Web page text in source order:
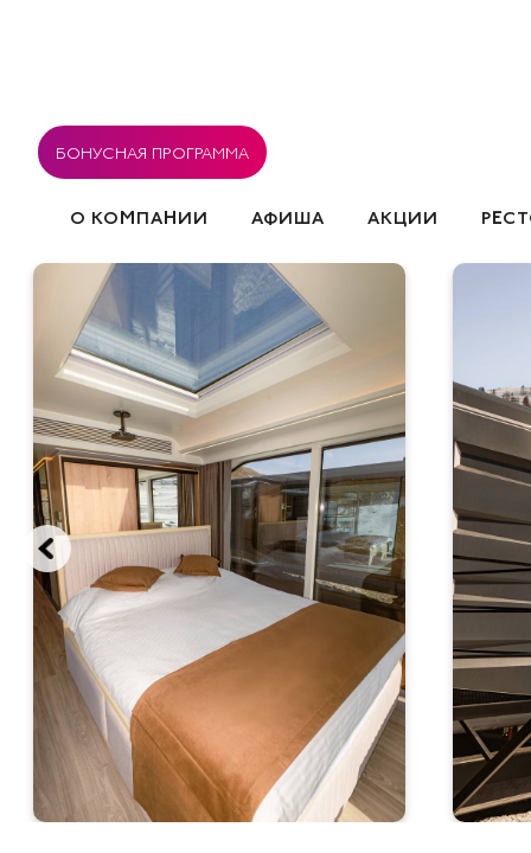
БОНУСНАЯ ПРОГРАММА
О КОМПАНИИ АФИША АКЦИИ
ВАКАНСИИ СОГЛАСИЕ НА
ПОЛИТИКА ИСПОЛЬЗОВАНИЯ
РЕСТОРАНЫ